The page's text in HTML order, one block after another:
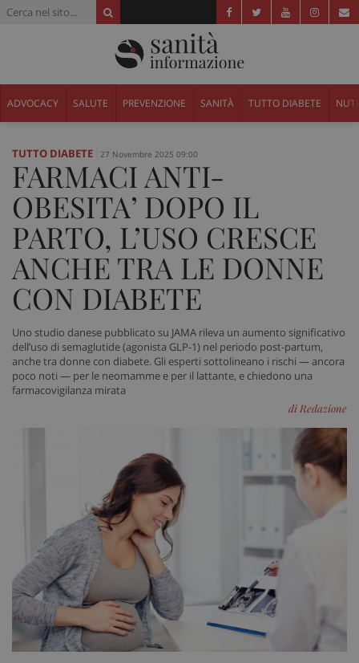
ADVOCACY SALUTE PREVENZIONE SANITÀ TUTTO DIABETE
TUTTO DIABETE 27 Novembre 2025 09:00
FARMACI ANTI-
OBESITA’ DOPO IL
PARTO, L’USO CRESCE
ANCHE TRA LE DONNE
CON DIABETE
Uno studio danese pubblicato su JAMA rileva un aumento significativo
dell’uso di semaglutide (agonista GLP‑1) nel periodo post-partum,
anche tra donne con diabete. Gli esperti sottolineano i rischi — ancora
poco noti — per le neomamme e per il lattante, e chiedono una
farmacovigilanza mirata
di Redazione